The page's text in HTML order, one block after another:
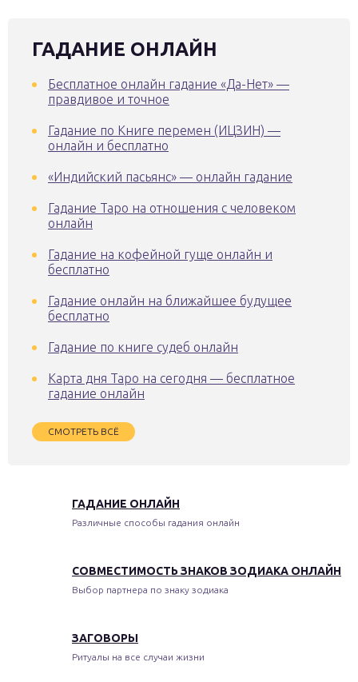
ГАДАНИЕ ОНЛАЙН
Бесплатное онлайн гадание «Да-Нет» —
правдивое и точное
Гадание по Книге перемен (ИЦЗИН) —
онлайн и бесплатно
«Индийский пасьянс» — онлайн гадание
Гадание Таро на отношения с человеком
онлайн
Гадание на кофейной гуще онлайн и
бесплатно
Гадание онлайн на ближайшее будущее
бесплатно
Гадание по книге судеб онлайн
Карта дня Таро на сегодня — бесплатное
гадание онлайн
СМОТРЕТЬ ВСЁ
ГАДАНИЕ ОНЛАЙН
Различные способы гадания онлайн
СОВМЕСТИМОСТЬ ЗНАКОВ ЗОДИАКА ОНЛАЙН
Выбор партнера по знаку зодиака
ЗАГОВОРЫ
Ритуалы на все случаи жизни